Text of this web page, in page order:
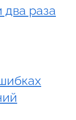
раза